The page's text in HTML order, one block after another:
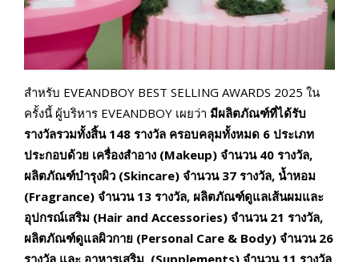
สำหรับ EVEANDBOY BEST SELLING AWARDS 2025 ใน
ครั้งนี้ ผู้บริหาร EVEANDBOY เผยว่า มีผลิตภัณฑ์ที่ได้รับ
รางวัลรวมทั้งสิ้น 148 รางวัล ครอบคลุมทั้งหมด 6 ประเภท
ประกอบด้วย เครื่องสำอาง (Makeup) จำนวน 40 รางวัล,
ผลิตภัณฑ์บำรุงผิว (Skincare) จำนวน 37 รางวัล, น้ำหอม
(Fragrance) จำนวน 13 รางวัล, ผลิตภัณฑ์ดูแลเส้นผมและ
อุปกรณ์เสริม (Hair and Accessories) จำนวน 21 รางวัล,
ผลิตภัณฑ์ดูแลผิวกาย (Personal Care & Body) จำนวน 26
รางวัล และ อาหารเสริม (Supplements) จำนวน11 รางวัล